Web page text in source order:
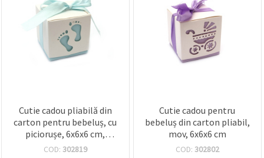
Cutie cadou pliabilă din
carton pentru bebeluș, cu
piciorușe, 6x6x6 cm,
albastru deschis
COD: 302819
Cutie cadou pentru
bebeluș din carton pliabil,
mov, 6x6x6 cm
COD: 302802